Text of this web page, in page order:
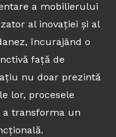
a mobilierului
al inovației și al
încurajând o
față de
nu doar prezintă
lor, procesele
transforma un